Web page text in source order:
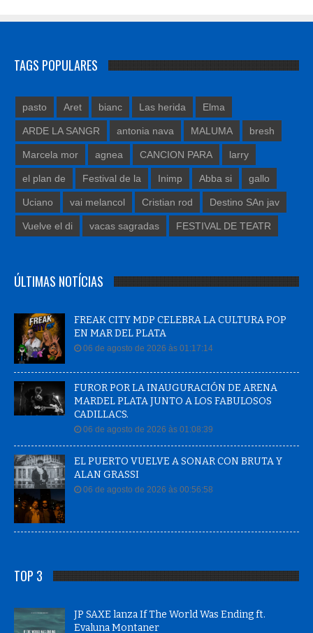
TAGS POPULARES
pasto Aret bianc Las herida Elma
ARDE LA SANGR antonia nava MALUMA bresh
Marcela mor agnea CANCION PARA larry
el plan de Festival de la Inimp Abba si gallo
Uciano vai melancol Cristian rod Destino SAn jav
Vuelve el di vacas sagradas FESTIVAL DE TEATR
ÚLTIMAS NOTÍCIAS
FREAK CITY MDP CELEBRA LA CULTURA POP
EN MAR DEL PLATA
06 de agosto de 2026 às 01:17:14
FUROR POR LA INAUGURACIÓN DE ARENA
MARDEL PLATA JUNTO A LOS FABULOSOS
CADILLACS.
06 de agosto de 2026 às 01:08:39
EL PUERTO VUELVE A SONAR CON BRUTA Y
ALAN GRASSI
06 de agosto de 2026 às 00:56:58
TOP 3
JP SAXE lanza If The World Was Ending ft.
Evaluna Montaner